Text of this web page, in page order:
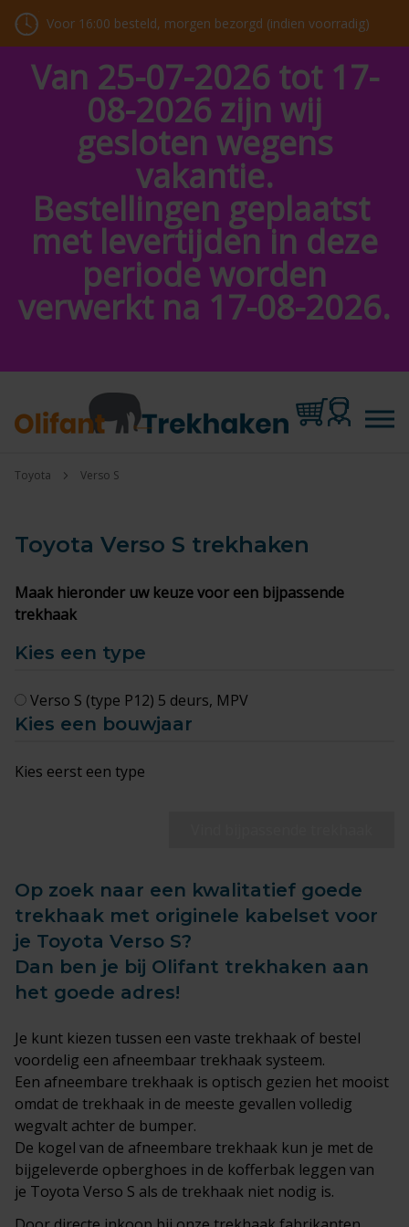
Voor 16:00 besteld, morgen bezorgd (indien voorradig)
Van 25-07-2026 tot 17-
08-2026 zijn wij
gesloten wegens
vakantie.
Bestellingen geplaatst
met levertijden in deze
periode worden
verwerkt na 17-08-2026.
Toyota Verso S
Toyota Verso S trekhaken
Maak hieronder uw keuze voor een bijpassende
trekhaak
Kies een type
Verso S (type P12) 5 deurs, MPV
Kies een bouwjaar
Kies eerst een type
Op zoek naar een kwalitatief goede
trekhaak met originele kabelset voor
je Toyota Verso S?
Dan ben je bij Olifant trekhaken aan
het goede adres!
Je kunt kiezen tussen een vaste trekhaak of bestel
voordelig een afneembaar trekhaak systeem.
Een afneembare trekhaak is optisch gezien het mooist
omdat de trekhaak in de meeste gevallen volledig
wegvalt achter de bumper.
De kogel van de afneembare trekhaak kun je met de
bijgeleverde opberghoes in de kofferbak leggen van
je Toyota Verso S als de trekhaak niet nodig is.